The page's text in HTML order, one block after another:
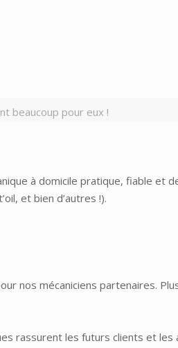
beaucoup pour eux !
à domicile pratique, fiable et
et bien d’autres !).
nos mécaniciens partenaires.
rassurent les futurs clients et les